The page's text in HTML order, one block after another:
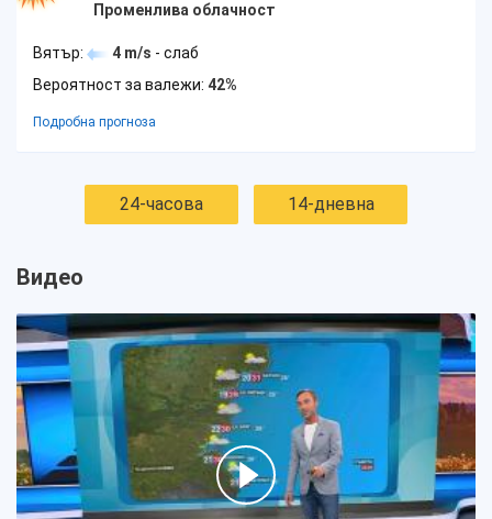
Променлива облачност
Вятър: 4 m/s - слаб
Вероятност за валежи: 42%
Подробна прогноза
24-часова 14-дневна
Видео